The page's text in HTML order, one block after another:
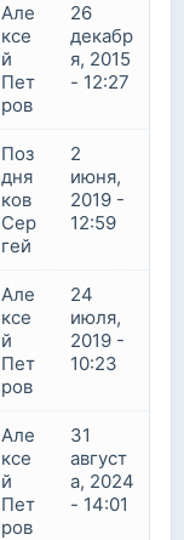
Але
ксе
й
Пет
ров
26
декабр
я, 2015
- 12:27
Поз
дня
ков
Сер
гей
2
июня,
2019 -
12:59
Але
ксе
й
Пет
ров
24
июля,
2019 -
10:23
Але
ксе
й
Пет
ров
31
август
а, 2024
- 14:01